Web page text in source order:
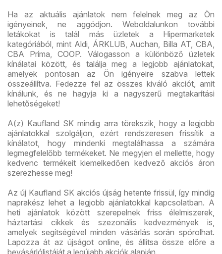
Ha az aktuális ajánlatok nem felelnek meg az Ön
igényeinek, ne aggódjon. Weboldalunkon további
letákokat is talál más üzletek a Hipermarketek
kategóriából, mint Aldi, ÁRKLUB, Auchan, Billa AT, CBA,
CBA Príma, COOP. Válogasson a különböző üzletek
kínálatai között, és találja meg a legjobb ajánlatokat,
amelyek pontosan az Ön igényeire szabva lettek
összeállítva. Fedezze fel az összes kiváló akciót, amit
kínálunk, és ne hagyja ki a nagyszerű megtakarítási
lehetőségeket!
A(z) Kaufland SK mindig arra törekszik, hogy a legjobb
ajánlatokkal szolgáljon, ezért rendszeresen frissítik a
kínálatot, hogy mindenki megtalálhassa a számára
legmegfelelőbb termékeket. Ne megyjen el mellette, hogy
kedvenc termékeit kiemelkedően kedvező akciós áron
szerezhesse meg!
Az új Kaufland SK akciós újság hetente frissül, így mindig
naprakész lehet a legjobb ajánlatokkal kapcsolatban. A
heti ajánlatok között szerepelnek friss élelmiszerek,
háztartási cikkek és szezonális kedvezmények is,
amelyek segítségével minden vásárlás során spórolhat.
Lapozza át az újságot online, és állítsa össze előre a
bevásárlólistáját a legújabb akciók alapján.